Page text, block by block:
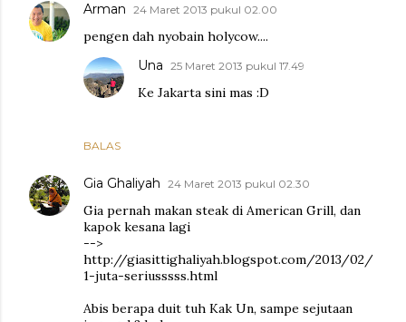
Arman 24 Maret 2013 pukul 02.00
pengen dah nyobain holycow....
BALAS
Una 25 Maret 2013 pukul 17.49
Ke Jakarta sini mas :D
Gia Ghaliyah 24 Maret 2013 pukul 02.30
Gia pernah makan steak di American Grill, dan
kapok kesana lagi
-->
http://giasittighaliyah.blogspot.com/2013/02/
1-juta-seriusssss.html
Abis berapa duit tuh Kak Un, sampe sejutaan